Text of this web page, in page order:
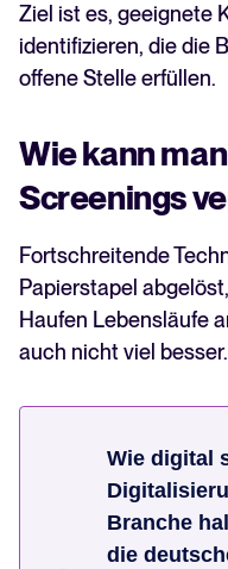
Ziel ist es, geeignete
identifizieren, die die
offene Stelle erfüllen.
Wie kann
Screenings
Fortschreitende
Papierstapel
Haufen Lebensläufe
auch nicht viel besser.
Wie digital
Branche
die